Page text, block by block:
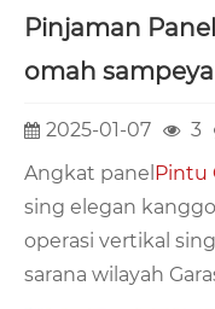
Pinjaman
omah
2025-01-07 3
Angkat panel Pintu
sing elegan
operasi vertikal
sarana wilayah